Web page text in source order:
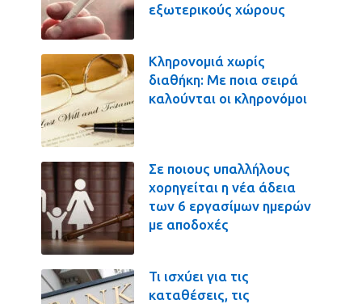
εξωτερικούς χώρους
Κληρονομιά χωρίς
διαθήκη: Με ποια σειρά
καλούνται οι κληρονόμοι
Σε ποιους υπαλλήλους
χορηγείται η νέα άδεια
των 6 εργασίμων ημερών
με αποδοχές
Τι ισχύει για τις
καταθέσεις, τις